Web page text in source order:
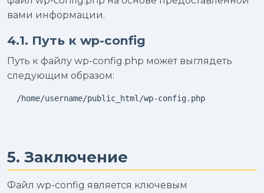
вами информации.
4.1. Путь к wp-config
Путь к файлу wp-config.php может выглядеть
следующим образом:
  /home/username/public_html/wp-config.php
5. Заключение
Файл wp-config является ключевым